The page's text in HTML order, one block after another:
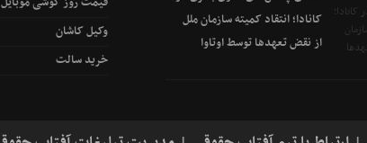
کانادا؛ انتقاد کمیته سازمان ملل
از نقض تعهد‌ها توسط اوتاوا
وکیل کاشان
خرید سالت